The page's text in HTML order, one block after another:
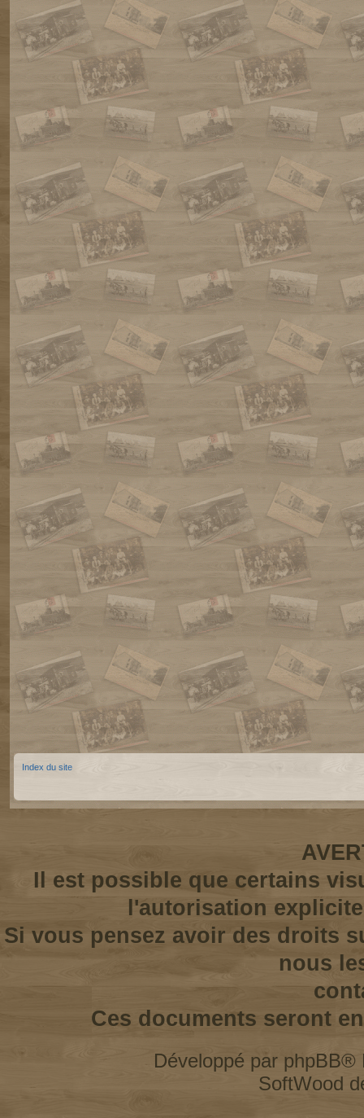
Index du site
Il est possible que certains
l'autorisation
Si vous pensez avoir des droits
nous
Ces documents seront
Développé par phpBB®
SoftWood